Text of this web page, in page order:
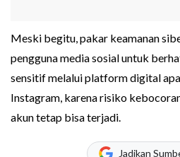
Meski begitu, pakar keamanan
pengguna media sosial untuk
sensitif melalui platform digital
Instagram, karena risiko
akun tetap bisa terjadi.
Jadikan